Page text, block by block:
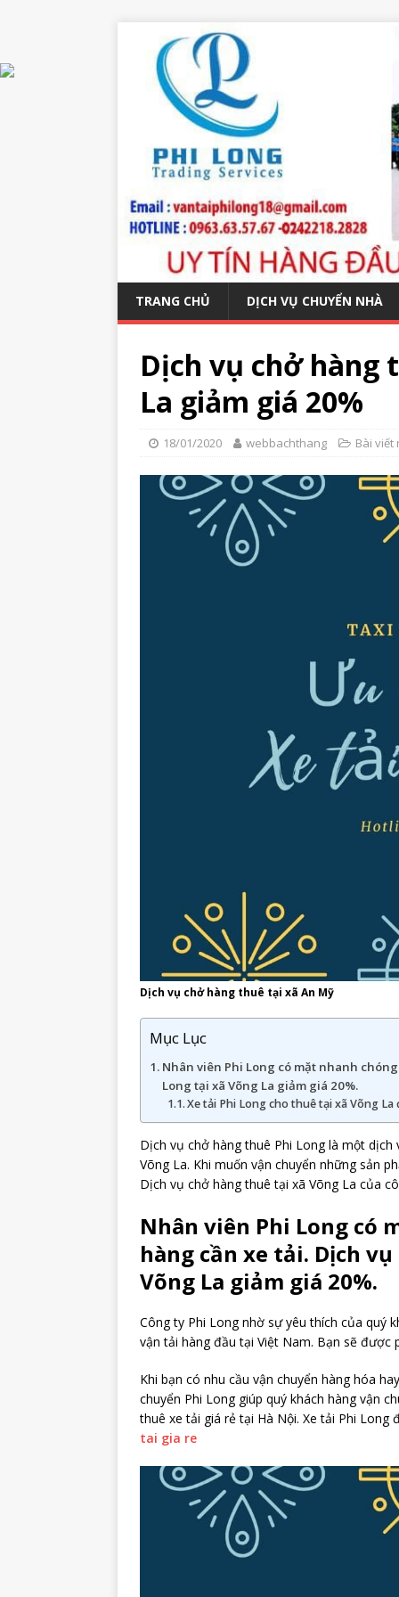
TRANG CHỦ DỊCH VỤ CHUYỂN NHÀ
Dịch vụ chở hàng
La giảm giá 20%
18/01/2020 webbachthang Bài viết
Dịch vụ chở hàng thuê tại xã An Mỹ
Mục Lục
Nhân viên Phi Long có mặt nhanh
Long tại xã Võng La giảm giá 20%.
Xe tải Phi Long cho thuê tại xã Võng La
Dịch vụ chở hàng thuê Phi Long là một
Võng La. Khi muốn vận chuyển những sản
Dịch vụ chở hàng thuê tại xã Võng La của
Nhân viên Phi Long có
hàng cần xe tải. Dịch
Võng La giảm giá 20%.
Công ty Phi Long nhờ sự yêu thích của quý
vận tải hàng đầu tại Việt Nam. Bạn sẽ
Khi bạn có nhu cầu vận chuyển hàng hóa
chuyển Phi Long giúp quý khách hàng vận
thuê xe tải giá rẻ tại Hà Nội. Xe tải Phi
tai gia re